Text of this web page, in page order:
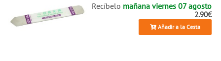
Recíbelo mañana viernes 07 agosto
2.90€
Añadir a la Cesta